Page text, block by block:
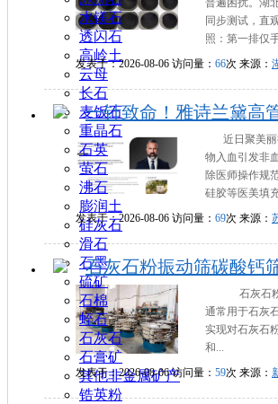
水镁石
透闪石
高岭土
云母
长石
麦饭石
重晶石
石英
萤石
沸石
膨润土
硅灰石
滑石
石墨
硫矿
石棉
蛭石
石灰石
石膏矿
其他非金属矿产
锆英粉
普遍困扰。湖
同步测试，直
照：第一排仅
发表于：2026-08-06 访问量： 66次 来源：
一针致命！雅诗兰黛高
近日聚美
物入血引发非
除医师操作规
硅胶等医美填
发表于：2026-08-06 访问量： 69次 来源：
石灰石粉振动筛碳酸钙
石灰石粉
通常用于石灰
实现对石灰石
和...
发表于：2026-08-06 访问量： 59次 来源：